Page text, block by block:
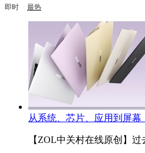
即时 最热
从系统、芯片、应用到屏
【ZOL中关村在线原创】